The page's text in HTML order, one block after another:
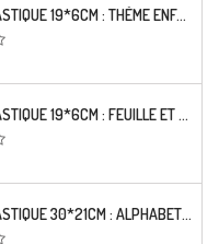
POCHOIR PLASTIQUE 19*6CM : THÈME ENFANT (02)
POCHOIR PLASTIQUE 19*6CM : FEUILLE ET FLEURS
POCHOIR PLASTIQUE 30*21CM : ALPHABET (02)